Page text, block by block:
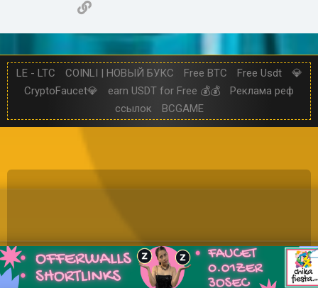
LE - LTC COINLI | НОВЫЙ БУКС Free BTC Free Usdt
💎
CryptoFaucet💎
earn USDT for Free 💰💰
Реклама реф
ссылок
BCGAME